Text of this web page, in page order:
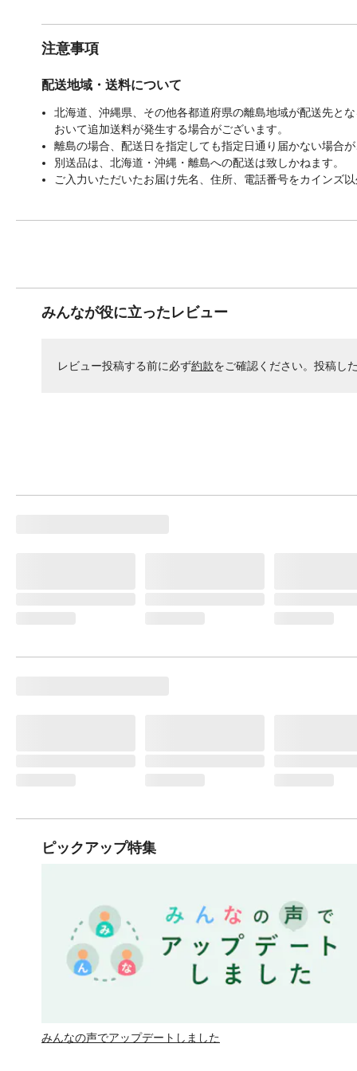
注意事項
配送地域・送料について
北海道、沖縄県、その他各都道府県の離島地域が配送先と
おいて追加送料が発生する場合がございます。
離島の場合、配送日を指定しても指定日通り届かない場合
別送品は、北海道・沖縄・離島への配送は致しかねます。
ご入力いただいたお届け先名、住所、電話番号をカインズ
みんなが役に立ったレビュー
レビュー投稿する前に必ず約款をご確認ください。投稿し
ピックアップ特集
みんなの声でアップデートしました